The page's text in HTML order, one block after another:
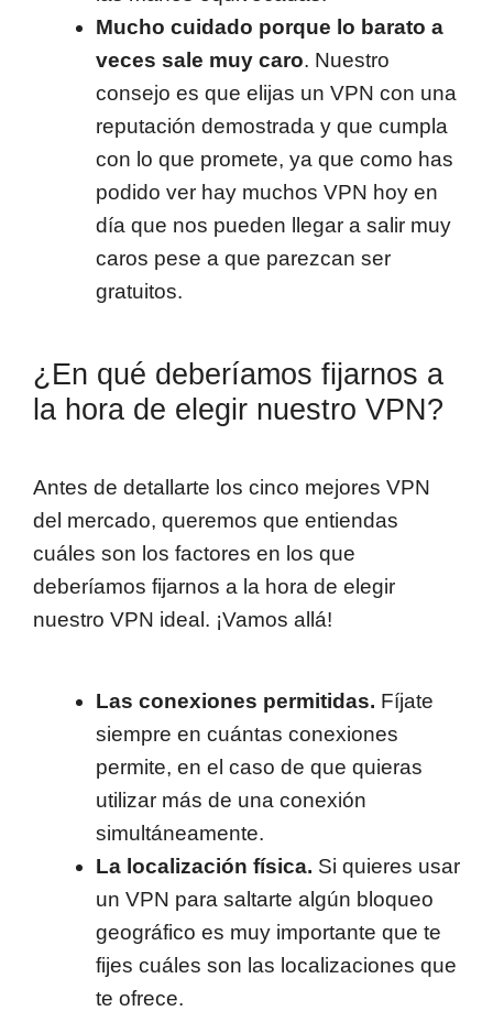
Mucho cuidado porque lo barato a
veces sale muy caro. Nuestro
consejo es que elijas un VPN con una
reputación demostrada y que cumpla
con lo que promete, ya que como has
podido ver hay muchos VPN hoy en
día que nos pueden llegar a salir muy
caros pese a que parezcan ser
gratuitos.
¿En qué deberíamos fijarnos a
la hora de elegir nuestro VPN?
Antes de detallarte los cinco mejores VPN
del mercado, queremos que entiendas
cuáles son los factores en los que
deberíamos fijarnos a la hora de elegir
nuestro VPN ideal. ¡Vamos allá!
Las conexiones permitidas. Fíjate
siempre en cuántas conexiones
permite, en el caso de que quieras
utilizar más de una conexión
simultáneamente.
La localización física. Si quieres usar
un VPN para saltarte algún bloqueo
geográfico es muy importante que te
fijes cuáles son las localizaciones que
te ofrece.